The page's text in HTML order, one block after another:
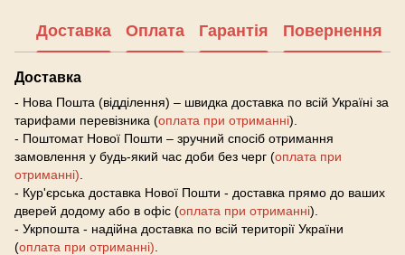
Доставка Оплата Гарантія Повернення
Доставка
- Нова Пошта (відділення) – швидка доставка по всій Україні за
тарифами перевізника (оплата при отриманні).
- Поштомат Нової Пошти – зручний спосіб отримання
замовлення у будь-який час доби без черг (оплата при
отриманні)
- Кур'єрська доставка Нової Пошти - доставка прямо до ваших
дверей додому або в офіс (оплата при отриманні).
- Укрпошта - надійна доставка по всій території України
(оплата при отриманні)